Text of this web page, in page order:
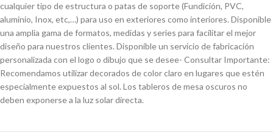
cualquier tipo de estructura o patas de soporte (Fundición, PVC,
aluminio, Inox, etc,…) para uso en exteriores como interiores. Disponible
una amplia gama de formatos, medidas y series para facilitar el mejor
diseño para nuestros clientes. Disponible un servicio de fabricación
personalizada con el logo o dibujo que se desee- Consultar Importante:
Recomendamos utilizar decorados de color claro en lugares que estén
especialmente expuestos al sol. Los tableros de mesa oscuros no
deben exponerse a la luz solar directa.